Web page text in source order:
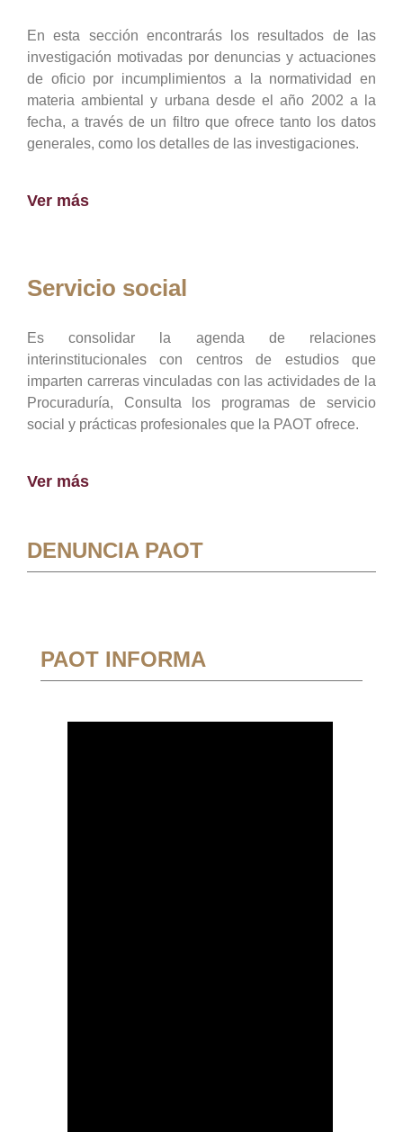
En esta sección encontrarás los resultados de las
investigación motivadas por denuncias y actuaciones
de oficio por incumplimientos a la normatividad en
materia ambiental y urbana desde el año 2002 a la
fecha, a través de un filtro que ofrece tanto los datos
generales, como los detalles de las investigaciones.
Ver más
Servicio social
Es consolidar la agenda de relaciones
interinstitucionales con centros de estudios que
imparten carreras vinculadas con las actividades de la
Procuraduría, Consulta los programas de servicio
social y prácticas profesionales que la PAOT ofrece.
Ver más
DENUNCIA PAOT
PAOT INFORMA